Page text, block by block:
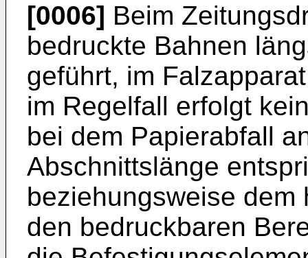
[0006] Beim
bedruckte Bahnen
geführt, im
im Regelfall erfolgt
bei dem Papierabfall
Abschnittslänge
beziehungsweise dem
den bedruckbaren